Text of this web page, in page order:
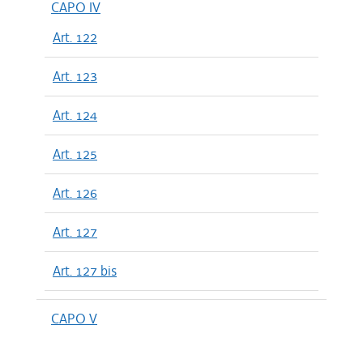
CAPO IV
Art. 122
Art. 123
Art. 124
Art. 125
Art. 126
Art. 127
Art. 127 bis
CAPO V